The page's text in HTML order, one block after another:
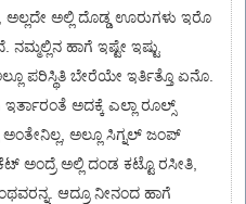
ಅಲ್ಲದೇ ಅಲ್ಲಿ ದೊಡ್ಡ ಊರುಗಳು ಇರೊ
ಹಾಗೆ ಇಷ್ಟೇ ಇಷ್ಟು
ಪರಿಸ್ಥಿತಿ ಬೇರೆಯೇ ಇರ್ತಿತ್ತೊ ಏನೊ.
ಅದಕ್ಕೆ ಎಲ್ಲಾ ರೂಲ್ಸ್
ಅಲ್ಲೂ ಸಿಗ್ನಲ್ ಜಂಪ್
ಅಂದ್ರೆ ಅಲ್ಲಿ ದಂಡ ಕಟ್ಟೊ ರಸೀತಿ,
ಆದ್ರೂ ನೀನಂದ ಹಾಗೆ